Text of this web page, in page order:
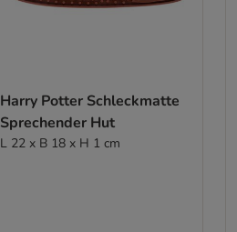
Harry Potter Schleckmatte
Sprechender Hut
L 22 x B 18 x H 1 cm